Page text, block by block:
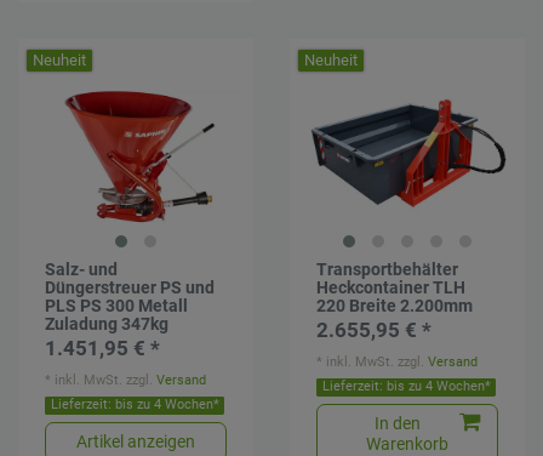
Neuheit
Salz- und
Düngerstreuer PS und
PLS PS 300 Metall
Zuladung 347kg
1.451,95 € *
Lieferzeit: bis zu 4 Wochen*
Artikel anzeigen
* inkl. MwSt. zzgl.Versand
Neuheit
Transportbehälter
Heckcontainer TLH
220 Breite 2.200mm
2.655,95 € *
Lieferzeit: bis zu 4 Wochen*
In den
Warenkorb
* inkl. MwSt. zzgl.Versand